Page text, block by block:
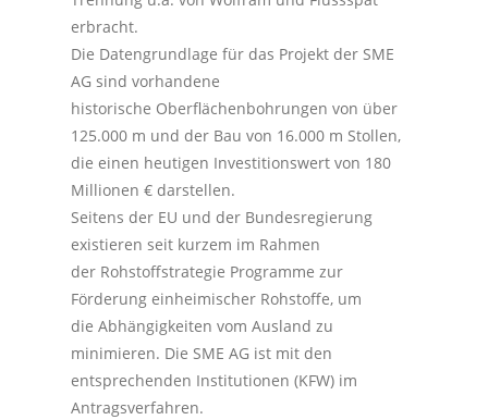
erbracht.
Die Datengrundlage für das Projekt der SME
AG sind vorhandene
historische Oberflächenbohrungen von über
125.000 m und der Bau von 16.000 m Stollen,
die einen heutigen Investitionswert von 180
Millionen € darstellen.
Seitens der EU und der Bundesregierung
existieren seit kurzem im Rahmen
der Rohstoffstrategie Programme zur
Förderung einheimischer Rohstoffe, um
die Abhängigkeiten vom Ausland zu
minimieren. Die SME AG ist mit den
entsprechenden Institutionen (KFW) im
Antragsverfahren.